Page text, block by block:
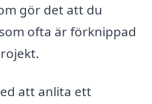
gör det att du
ofta är förknippad
att anlita ett